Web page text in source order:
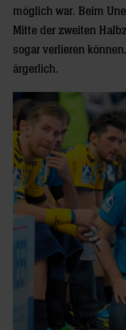
möglich war. Beim
Mitte der zweiten
sogar verlieren
ärgerlich.